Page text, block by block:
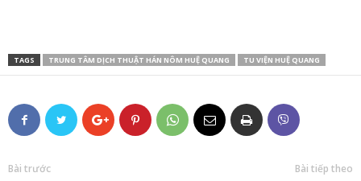
TAGS TRUNG TÂM DỊCH THUẬT HÁN NÔM HUỆ QUANG TU VIỆN HUỆ QUANG
Bài trước Bài tiếp theo